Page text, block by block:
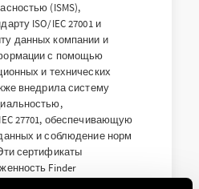
(ISMS),
ISO/IEC 27001 и
данных компании и
с помощью
и технических
внедрила систему
27701, обеспечивающую
и соблюдение норм
сертификаты
Finder